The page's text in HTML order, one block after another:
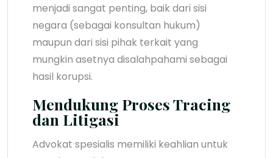
menjadi sangat penting, baik dari sisi
negara (sebagai konsultan hukum)
maupun dari sisi pihak terkait yang
mungkin asetnya disalahpahami sebagai
hasil korupsi.
Mendukung Proses Tracing
dan Litigasi
Advokat spesialis memiliki keahlian untuk